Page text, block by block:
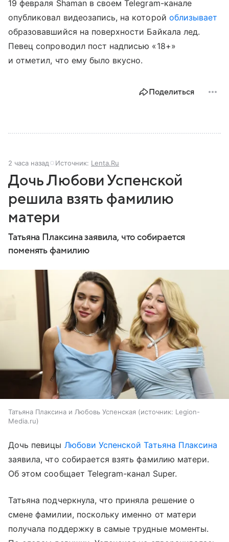
19 февраля Shaman в своем Telegram-канале
опубликовал видеозапись, на которой облизывает
образовавшийся на поверхности Байкала лед.
Певец сопроводил пост надписью «18+»
и отметил, что ему было вкусно.
Поделиться
2 часа назад Источник: Lenta.Ru
Дочь Любови Успенской
решила взять фамилию
матери
Татьяна Плаксина заявила, что собирается
поменять фамилию
Татьяна Плаксина и Любовь Успенская источник: Legion-
Media.ru
Дочь певицы Любови Успенской Татьяна Плаксина
заявила, что собирается взять фамилию матери.
Об этом сообщает Telegram-канал Super.
Татьяна подчеркнула, что приняла решение о
смене фамилии, поскольку именно от матери
получала поддержку в самые трудные моменты.